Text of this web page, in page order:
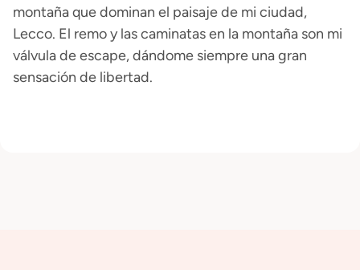
montaña que dominan el paisaje de mi ciudad,
Lecco. El remo y las caminatas en la montaña son mi
válvula de escape, dándome siempre una gran
sensación de libertad.